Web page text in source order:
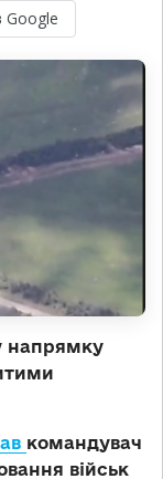
Google
напрямку
командувач
військ